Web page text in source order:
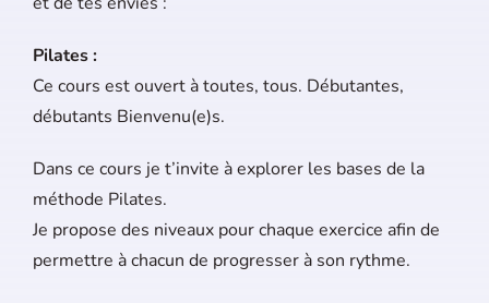
Pilates :
Ce cours est ouvert à toutes, tous. Débutantes,
débutants Bienvenu(e)s.
Dans ce cours je t’invite à explorer les bases de la
méthode Pilates.
Je propose des niveaux pour chaque exercice afin de
permettre à chacun de progresser à son rythme.